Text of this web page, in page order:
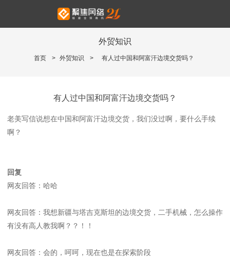
外贸知识
首页 > 外贸知识 > 有人过中国和阿富汗边境交货吗？
有人过中国和阿富汗边境交货吗？
老美写信说想在中国和阿富汗边境交货，我们没过啊，要什么手续
啊？
回复
网友回答：哈哈
网友回答：我想新疆与塔吉克斯坦的边境交货，二手机械，怎么操作
有没有高人教我啊？？！！
网友回答：会的，呵呵，现在也是在探索阶段